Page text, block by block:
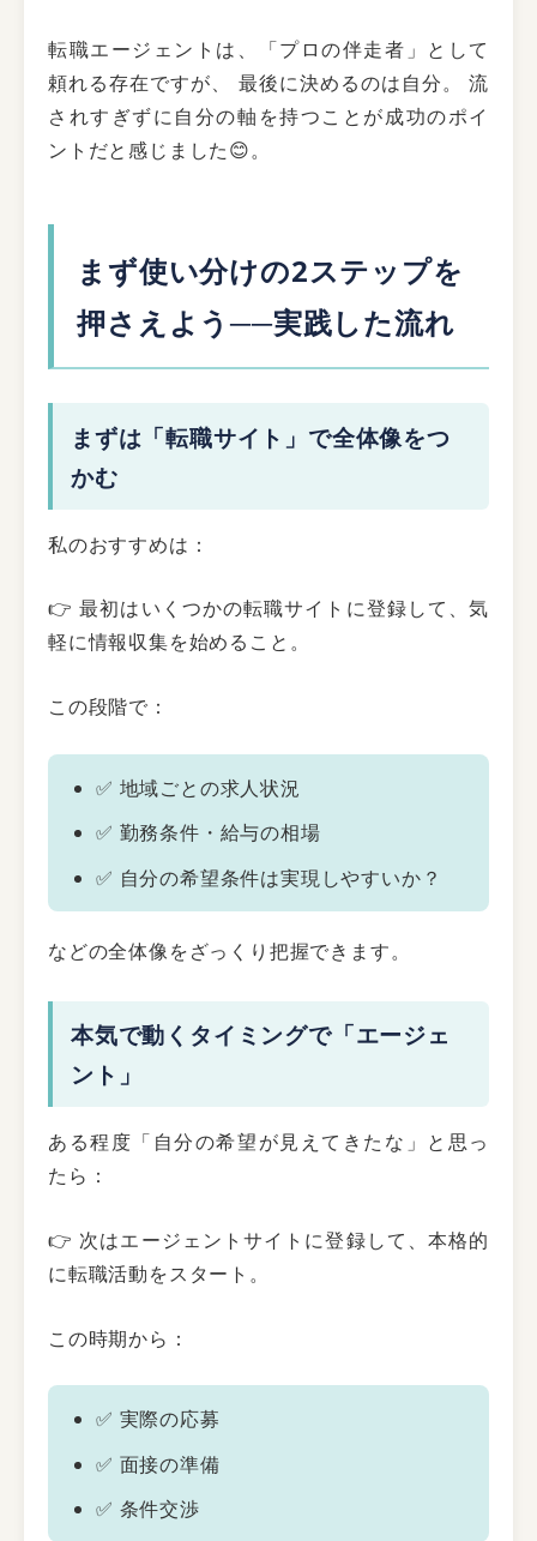
転職エージェントは、「プロの伴走者」として
頼れる存在ですが、 最後に決めるのは自分。 流
されすぎずに自分の軸を持つことが成功のポイ
ントだと感じました😊。
まず使い分けの2ステップを
押さえよう──実践した流れ
まずは「転職サイト」で全体像をつ
かむ
私のおすすめは：
👉 最初はいくつかの転職サイトに登録して、気
軽に情報収集を始めること。
この段階で：
✅ 地域ごとの求人状況
✅ 勤務条件・給与の相場
✅ 自分の希望条件は実現しやすいか？
などの全体像をざっくり把握できます。
本気で動くタイミングで「エージェ
ント」
ある程度「自分の希望が見えてきたな」と思っ
たら：
👉 次はエージェントサイトに登録して、本格的
に転職活動をスタート。
この時期から：
✅ 実際の応募
✅ 面接の準備
✅ 条件交渉